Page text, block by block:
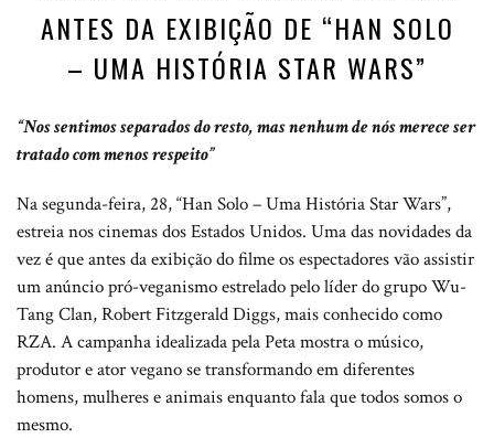
ANTES DA EXIBIÇÃO DE “HAN SOLO
– UMA HISTÓRIA STAR WARS”
“Nos sentimos separados do resto, mas nenhum de nós merece ser
tratado com menos respeito”
Na segunda-feira, 28, “Han Solo – Uma História Star Wars”,
estreia nos cinemas dos Estados Unidos. Uma das novidades da
vez é que antes da exibição do filme os espectadores vão assistir
um anúncio pró-veganismo estrelado pelo líder do grupo Wu-
Tang Clan, Robert Fitzgerald Diggs, mais conhecido como
RZA. A campanha idealizada pela Peta mostra o músico,
produtor e ator vegano se transformando em diferentes
homens, mulheres e animais enquanto fala que todos somos o
mesmo.